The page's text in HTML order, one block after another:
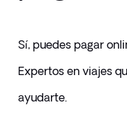
Sí, puedes pagar
Expertos en viajes
ayudarte.